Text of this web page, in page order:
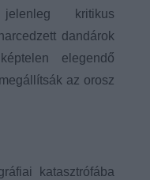
kritikus
dandárok
elegendő
az orosz
katasztrófába